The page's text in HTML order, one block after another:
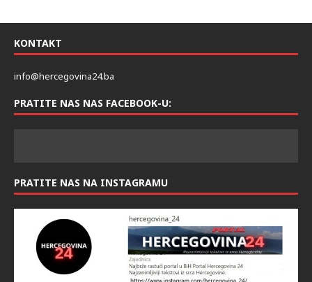
KONTAKT
info@hercegovina24.ba
PRATITE NAS NAS FACEBOOK-U:
PRATITE NAS NA INSTAGRAMU